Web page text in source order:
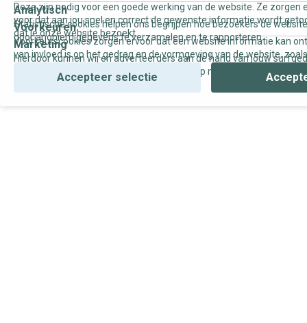
Deze zijn nodig voor een goede werking van de website. Ze zorgen
voor dat aan jou snel en correct de gewenste informatie wordt
dat je onze website bezoekt.
Analytisch
Statistische cookies helpen ons begrijpen hoe bezoekers de
door anoniem gegevens te verzamelen en te rapporteren.
Voorkeuren
Voorkeurscookies zorgen ervoor dat een website informatie kan
van invloed is op het gedrag en de vormgeving van de website,
Marketing
Hierdoor kunnen wij en adverteerders aan de hand van jouw
gepersonaliseerde online advertenties en op maat gemaakte
Accepteer selectie